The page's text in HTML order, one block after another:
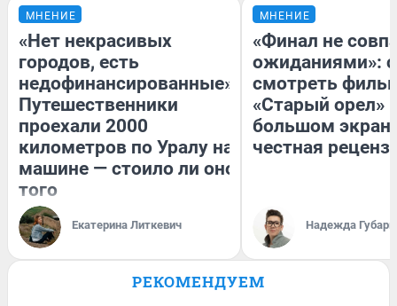
МНЕНИЕ
«Нет некрасивых
городов, есть
недофинансированные».
Путешественники
проехали 2000
километров по Уралу на
машине — стоило ли оно
того
Екатерина Литкевич
МНЕНИЕ
«Финал не
ожиданиями»:
смотреть
«Старый орел»
большом
честная
Надежда Губарь
РЕКОМЕНДУЕМ